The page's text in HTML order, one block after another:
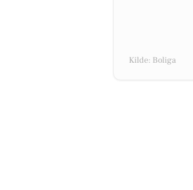
Kilde: Boliga